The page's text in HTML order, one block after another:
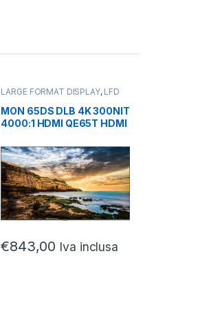
LARGE FORMAT DISPLAY, LFD
MON 65DS DLB 4K 300NIT
4000:1 HDMI QE65T HDMI
€843,00 Iva inclusa